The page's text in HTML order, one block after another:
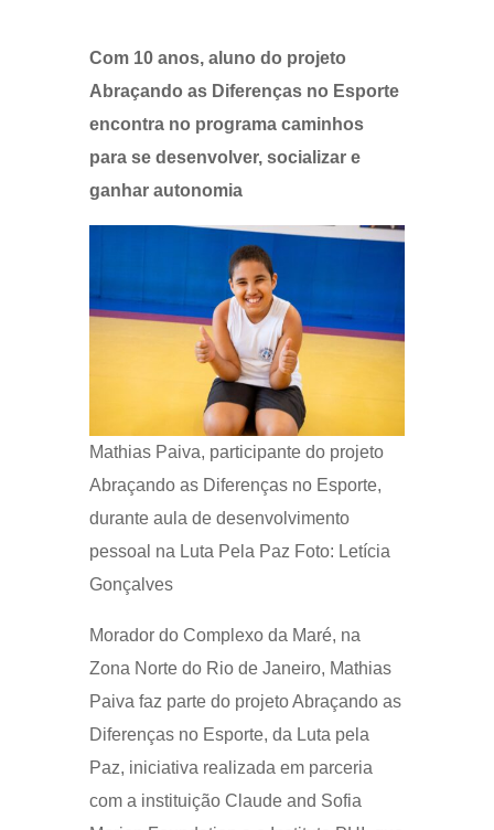
Com 10 anos, aluno do projeto
Abraçando as Diferenças no Esporte
encontra no programa caminhos
para se desenvolver, socializar e
ganhar autonomia
Mathias Paiva, participante do projeto
Abraçando as Diferenças no Esporte,
durante aula de desenvolvimento
pessoal na Luta Pela Paz Foto: Letícia
Gonçalves
Morador do Complexo da Maré, na
Zona Norte do Rio de Janeiro, Mathias
Paiva faz parte do projeto Abraçando as
Diferenças no Esporte, da Luta pela
Paz, iniciativa realizada em parceria
com a instituição Claude and Sofia